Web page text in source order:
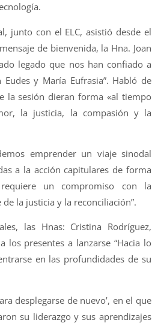
junto con el ELC, asistió desde el
de bienvenida, la Hna. Joan
legado que nos han confiado a
y María Eufrasia”. Habló de
la sesión dieran forma «al tiempo
la justicia, la compasión y la
emprender un viaje sinodal
a la acción capitulares de forma
un compromiso con la
la justicia y la reconciliación”.
las Hnas: Cristina Rodríguez,
los presentes a lanzarse “Hacia lo
en las profundidades de su
desplegarse de nuevo’, en el que
su liderazgo y sus aprendizajes